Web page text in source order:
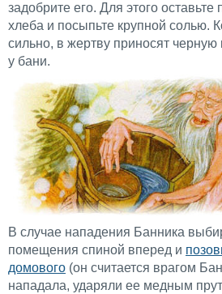
задобрите его. Для этого
хлеба и посыпьте крупной солью.
сильно, в жертву приносят черную
у бани.
В случае нападения Банника
помещения спиной вперед и
домового (он считается врагом
нападала, ударяли ее медным